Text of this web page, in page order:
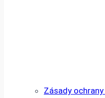
Zásady